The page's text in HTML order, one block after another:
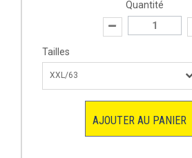
Quantité
Tailles
XXL/63
AJOUTER AU PANIER